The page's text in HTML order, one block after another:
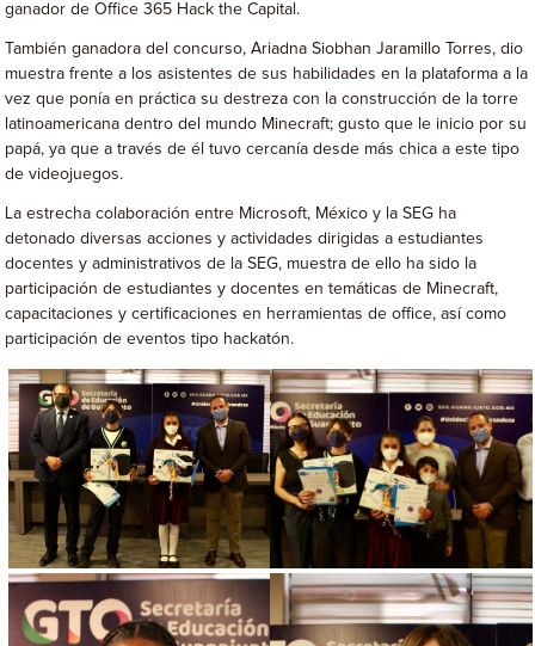
ganador de Office 365 Hack the Capital.
También ganadora del concurso, Ariadna Siobhan Jaramillo Torres, dio
muestra frente a los asistentes de sus habilidades en la plataforma a la
vez que ponía en práctica su destreza con la construcción de la torre
latinoamericana dentro del mundo Minecraft; gusto que le inicio por su
papá, ya que a través de él tuvo cercanía desde más chica a este tipo
de videojuegos.
La estrecha colaboración entre Microsoft, México y la SEG ha
detonado diversas acciones y actividades dirigidas a estudiantes
docentes y administrativos de la SEG, muestra de ello ha sido la
participación de estudiantes y docentes en temáticas de Minecraft,
capacitaciones y certificaciones en herramientas de office, así como
participación de eventos tipo hackatón.